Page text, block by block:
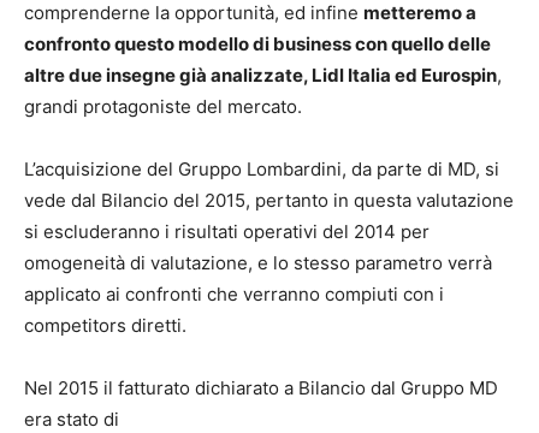
comprenderne la opportunità, ed infine metteremo a
confronto questo modello di business con quello delle
altre due insegne già analizzate, Lidl Italia ed Eurospin,
grandi protagoniste del mercato.
L’acquisizione del Gruppo Lombardini, da parte di MD, si
vede dal Bilancio del 2015, pertanto in questa valutazione
si escluderanno i risultati operativi del 2014 per
omogeneità di valutazione, e lo stesso parametro verrà
applicato ai confronti che verranno compiuti con i
competitors diretti.
Nel 2015 il fatturato dichiarato a Bilancio dal Gruppo MD
era stato di